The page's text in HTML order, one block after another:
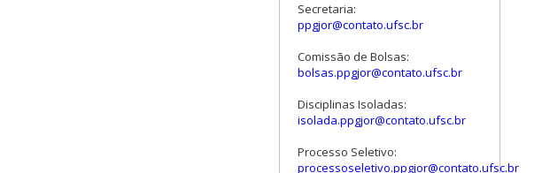
Secretaria:
ppgjor@contato.ufsc.br
Comissão de Bolsas:
bolsas.ppgjor@contato.ufsc.br
Disciplinas Isoladas:
isolada.ppgjor@contato.ufsc.br
Processo Seletivo:
processoseletivo.ppgjor@contato.ufsc.br